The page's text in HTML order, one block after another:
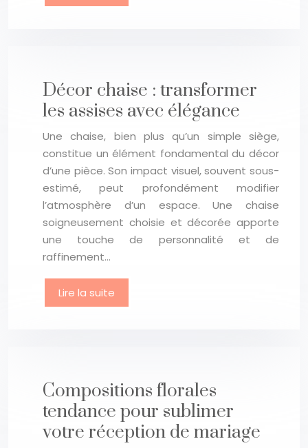
Décor chaise : transformer
les assises avec élégance
Une chaise, bien plus qu’un simple siège,
constitue un élément fondamental du décor
d’une pièce. Son impact visuel, souvent sous-
estimé, peut profondément modifier
l’atmosphère d’un espace. Une chaise
soigneusement choisie et décorée apporte
une touche de personnalité et de
raffinement…
Lire la suite
Compositions florales
tendance pour sublimer
votre réception de mariage